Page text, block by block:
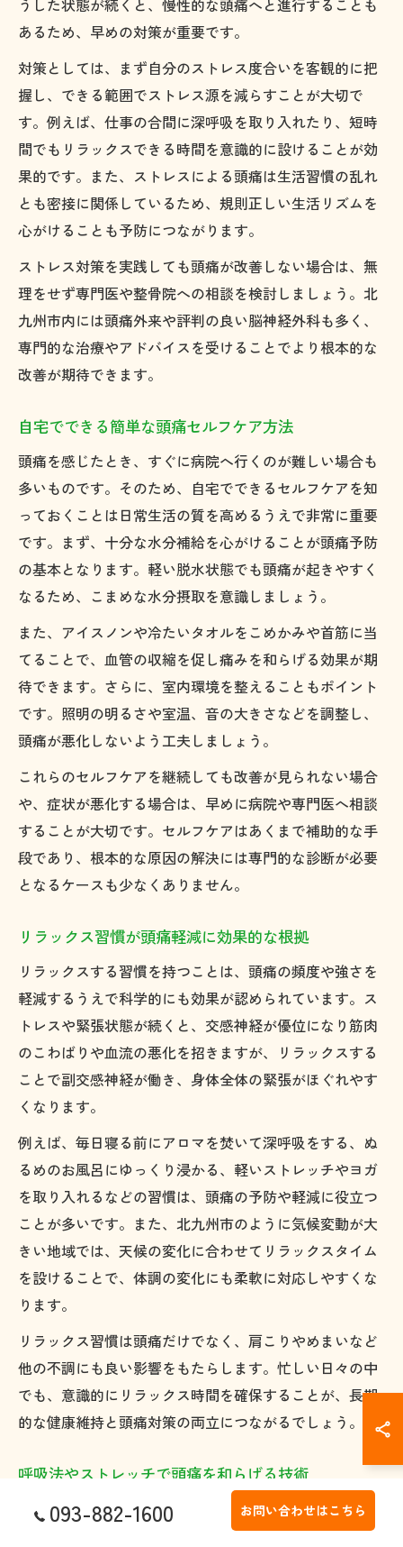
うした状態が続くと、慢性的な頭痛へと進行することも
あるため、早めの対策が重要です。
対策としては、まず自分のストレス度合いを客観的に把
握し、できる範囲でストレス源を減らすことが大切で
す。例えば、仕事の合間に深呼吸を取り入れたり、短時
間でもリラックスできる時間を意識的に設けることが効
果的です。また、ストレスによる頭痛は生活習慣の乱れ
とも密接に関係しているため、規則正しい生活リズムを
心がけることも予防につながります。
ストレス対策を実践しても頭痛が改善しない場合は、無
理をせず専門医や整骨院への相談を検討しましょう。北
九州市内には頭痛外来や評判の良い脳神経外科も多く、
専門的な治療やアドバイスを受けることでより根本的な
改善が期待できます。
自宅でできる簡単な頭痛セルフケア方法
頭痛を感じたとき、すぐに病院へ行くのが難しい場合も
多いものです。そのため、自宅でできるセルフケアを知
っておくことは日常生活の質を高めるうえで非常に重要
です。まず、十分な水分補給を心がけることが頭痛予防
の基本となります。軽い脱水状態でも頭痛が起きやすく
なるため、こまめな水分摂取を意識しましょう。
また、アイスノンや冷たいタオルをこめかみや首筋に当
てることで、血管の収縮を促し痛みを和らげる効果が期
待できます。さらに、室内環境を整えることもポイント
です。照明の明るさや室温、音の大きさなどを調整し、
頭痛が悪化しないよう工夫しましょう。
これらのセルフケアを継続しても改善が見られない場合
や、症状が悪化する場合は、早めに病院や専門医へ相談
することが大切です。セルフケアはあくまで補助的な手
段であり、根本的な原因の解決には専門的な診断が必要
となるケースも少なくありません。
リラックス習慣が頭痛軽減に効果的な根拠
リラックスする習慣を持つことは、頭痛の頻度や強さを
軽減するうえで科学的にも効果が認められています。ス
トレスや緊張状態が続くと、交感神経が優位になり筋肉
のこわばりや血流の悪化を招きますが、リラックスする
ことで副交感神経が働き、身体全体の緊張がほぐれやす
くなります。
例えば、毎日寝る前にアロマを焚いて深呼吸をする、ぬ
るめのお風呂にゆっくり浸かる、軽いストレッチやヨガ
を取り入れるなどの習慣は、頭痛の予防や軽減に役立つ
ことが多いです。また、北九州市のように気候変動が大
きい地域では、天候の変化に合わせてリラックスタイム
を設けることで、体調の変化にも柔軟に対応しやすくな
ります。
リラックス習慣は頭痛だけでなく、肩こりやめまいなど
他の不調にも良い影響をもたらします。忙しい日々の中
でも、意識的にリラックス時間を確保することが、長期
的な健康維持と頭痛対策の両立につながるでしょう。
呼吸法やストレッチで頭痛を和らげる技術
呼吸法やストレッチは、頭痛の改善や予防に役立つ具体
的なセルフケアの一つです。特に緊張型頭痛の場合、首
093-882-1600 お問い合わせはこちら